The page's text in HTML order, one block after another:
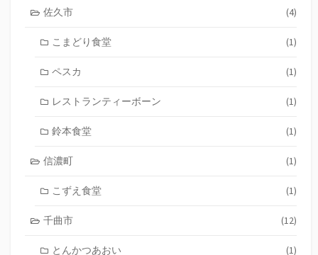
佐久市 (4)
こまどり食堂 (1)
ペスカ (1)
レストランティーボーン (1)
鈴本食堂 (1)
信濃町 (1)
こずえ食堂 (1)
千曲市 (12)
とんかつあおい (1)